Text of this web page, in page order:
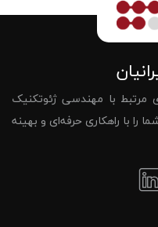
مرتبط با مهندسی ژئوتکنیک
را با راهکاری حرفه‌ای و بهینه